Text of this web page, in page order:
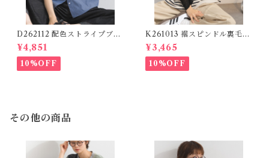
D262112 配色ストライプブラ
ウス / Color Block Stripe R
elaxed Blouse 【re-stock】
¥4,851
10%OFF
K261013 裾スピンドル裏毛カ
ットベスト / Drawstring He
m Sweat Cut Vest
¥3,465
10%OFF
その他の商品